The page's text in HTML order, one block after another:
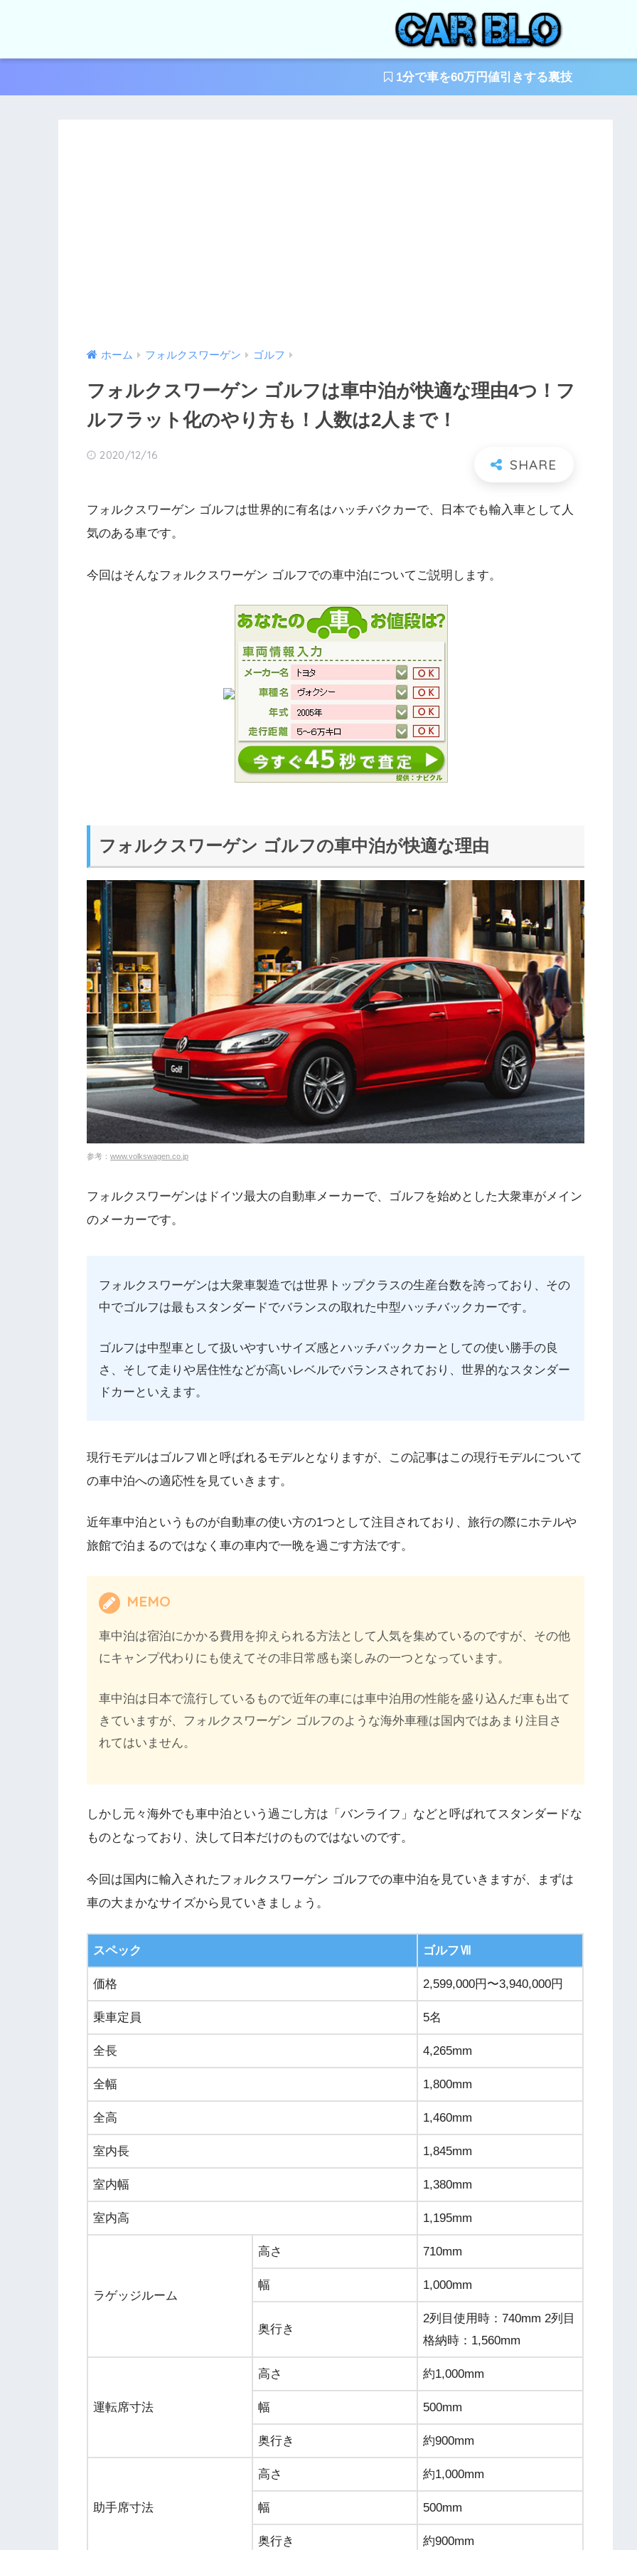
1分で車を60万円値引きする裏技
ホーム フォルクスワーゲン ゴルフ
フォルクスワーゲン ゴルフは車中泊が快適な理由4つ！フ
ルフラット化のやり方も！人数は2人まで！
2020/12/16
フォルクスワーゲン ゴルフは世界的に有名はハッチバクカーで、日本でも輸入車として人
気のある車です。
今回はそんなフォルクスワーゲン ゴルフでの車中泊についてご説明します。
フォルクスワーゲン ゴルフの車中泊が快適な理由
参考： www.volkswagen.co.jp
フォルクスワーゲンはドイツ最大の自動車メーカーで、ゴルフを始めとした大衆車がメイン
のメーカーです。
フォルクスワーゲンは大衆車製造では世界トップクラスの生産台数を誇っており、その
中でゴルフは最もスタンダードでバランスの取れた中型ハッチバックカーです。
ゴルフは中型車として扱いやすいサイズ感とハッチバックカーとしての使い勝手の良
さ、そして走りや居住性などが高いレベルでバランスされており、世界的なスタンダー
ドカーといえます。
現行モデルはゴルフⅦと呼ばれるモデルとなりますが、この記事はこの現行モデルについて
の車中泊への適応性を見ていきます。
近年車中泊というものが自動車の使い方の1つとして注目されており、旅行の際にホテルや
旅館で泊まるのではなく車の車内で一晩を過ごす方法です。
MEMO
車中泊は宿泊にかかる費用を抑えられる方法として人気を集めているのですが、その他
にキャンプ代わりにも使えてその非日常感も楽しみの一つとなっています。
車中泊は日本で流行しているもので近年の車には車中泊用の性能を盛り込んだ車も出て
きていますが、フォルクスワーゲン ゴルフのような海外車種は国内ではあまり注目さ
れてはいません。
しかし元々海外でも車中泊という過ごし方は「バンライフ」などと呼ばれてスタンダードな
ものとなっており、決して日本だけのものではないのです。
今回は国内に輸入されたフォルクスワーゲン ゴルフでの車中泊を見ていきますが、まずは
車の大まかなサイズから見ていきましょう。
スペック ゴルフⅦ
価格 2,599,000円〜3,940,000円
乗車定員 5名
全長 4,265mm
全幅 1,800mm
全高 1,460mm
室内長 1,845mm
室内幅 1,380mm
室内高 1,195mm
ラゲッジルーム
高さ 710mm
幅 1,000mm
奥行き
2列目使用時：740mm 2列目
格納時：1,560mm
運転席寸法
高さ 約1,000mm
幅 500mm
奥行き 約900mm
助手席寸法
高さ 約1,000mm
幅 500mm
奥行き 約900mm